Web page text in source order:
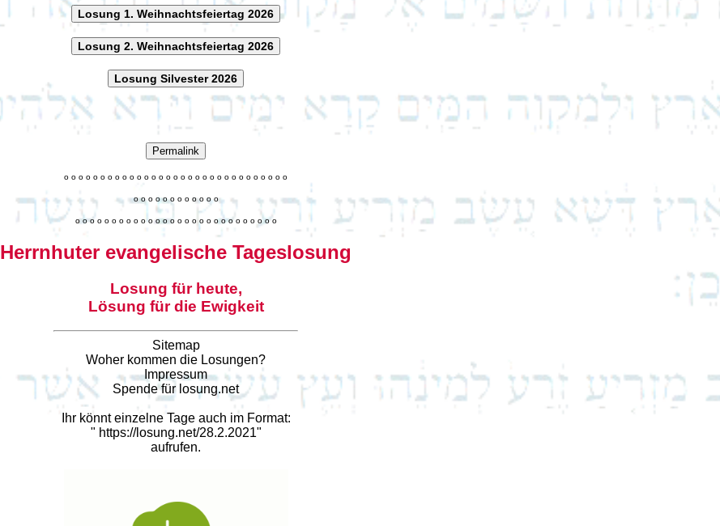
Losung 1. Weihnachtsfeiertag 2026
Losung 2. Weihnachtsfeiertag 2026
Losung Silvester 2026
Permalink
o o o o o o o o o o o o o o o o o o o o o o o o o o o o o o o
o o o o o o o o o o o o
o o o o o o o o o o o o o o o o o o o o o o o o o o o o
Herrnhuter evangelische Tageslosung
Losung für heute,
Lösung für die Ewigkeit
Sitemap
Woher kommen die Losungen?
Impressum
Spende für losung.net
Ihr könnt einzelne Tage auch im Format:
" https://losung.net/28.2.2021"
aufrufen.